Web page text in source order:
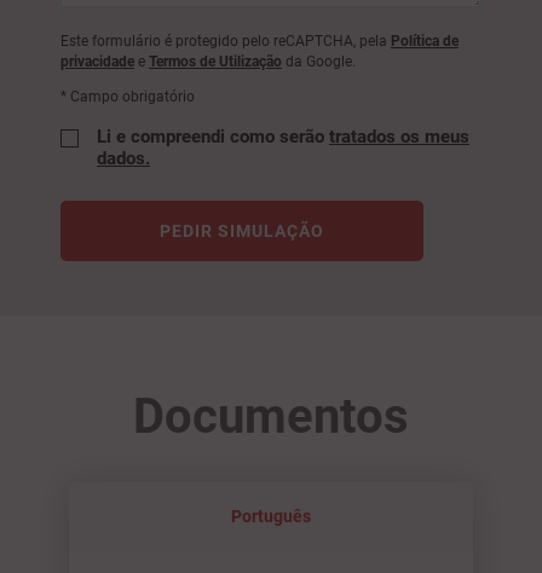
Este formulário é protegido pelo reCAPTCHA, pela Política de
privacidade e Termos de Utilização da Google.
* Campo obrigatório
Li e compreendi como serão tratados os meus
dados.
PEDIR SIMULAÇÃO
Documentos
Português